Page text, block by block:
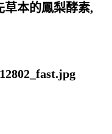
草本的鳳梨酵素,